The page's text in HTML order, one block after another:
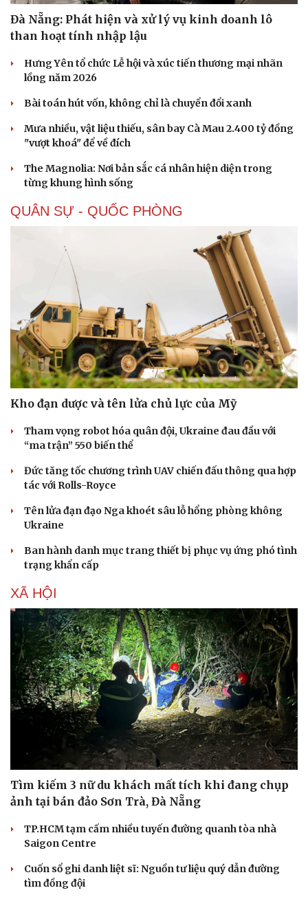
Sức khỏe
Cây thuốc
Sản phụ khoa
Nhi khoa
Nam khoa
Phòng mạch online
Ăn sạch sống khỏe
Blog
Đà Nẵng: Phát hiện và xử lý vụ kinh doanh lô
than hoạt tính nhập lậu
Hưng Yên tổ chức Lễ hội và xúc tiến thương mại nhãn
lồng năm 2026
Bài toán hút vốn, không chỉ là chuyển đổi xanh
Mưa nhiều, vật liệu thiếu, sân bay Cà Mau 2.400 tỷ đồng
"vượt khoá" để về đích
The Magnolia: Nơi bản sắc cá nhân hiện diện trong
từng khung hình sống
QUÂN SỰ - QUỐC PHÒNG
Kho đạn dược và tên lửa chủ lực của Mỹ
Tham vọng robot hóa quân đội, Ukraine đau đầu với
“ma trận” 550 biến thể
Đức tăng tốc chương trình UAV chiến đấu thông qua hợp
tác với Rolls-Royce
Tên lửa đạn đạo Nga khoét sâu lỗ hổng phòng không
Ukraine
Ban hành danh mục trang thiết bị phục vụ ứng phó tình
trạng khẩn cấp
XÃ HỘI
Tìm kiếm 3 nữ du khách mất tích khi đang chụp
ảnh tại bán đảo Sơn Trà, Đà Nẵng
TP.HCM tạm cấm nhiều tuyến đường quanh tòa nhà
Saigon Centre
Cuốn sổ ghi danh liệt sĩ: Nguồn tư liệu quý dẫn đường
tìm đồng đội